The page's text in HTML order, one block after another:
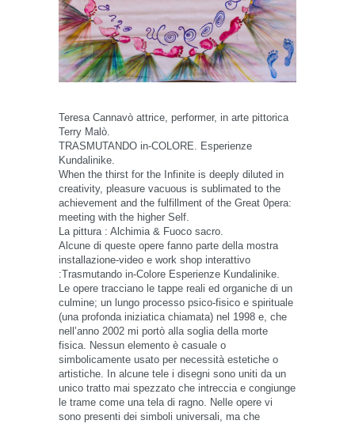
Teresa Cannavò attrice, performer, in arte pittorica
Terry Malò.
TRASMUTANDO in-COLORE. Esperienze
Kundalinike.
When the thirst for the Infinite is deeply diluted in
creativity, pleasure vacuous is sublimated to the
achievement and the fulfillment of the Great 0pera:
meeting with the higher Self.
La pittura : Alchimia & Fuoco sacro.
Alcune di queste opere fanno parte della mostra
installazione-video e work shop interattivo
:Trasmutando in-Colore Esperienze Kundalinike.
Le opere tracciano le tappe reali ed organiche di un
culmine; un lungo processo psico-fisico e spirituale
(una profonda iniziatica chiamata) nel 1998 e, che
nell’anno 2002 mi portò alla soglia della morte
fisica. Nessun elemento è casuale o
simbolicamente usato per necessità estetiche o
artistiche. In alcune tele i disegni sono uniti da un
unico tratto mai spezzato che intreccia e congiunge
le trame come una tela di ragno. Nelle opere vi
sono presenti dei simboli universali, ma che